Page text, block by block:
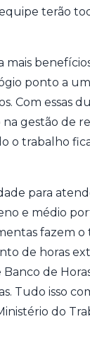
terão
mais
ponto a
Com essas
gestão de
o trabalho
para
e médio
fazem o
de horas
de
Tudo isso
do